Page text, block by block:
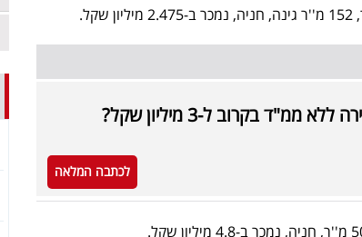
ממ"ד בקרוב ל-3 מיליון שקל?
לכתבה המלאה